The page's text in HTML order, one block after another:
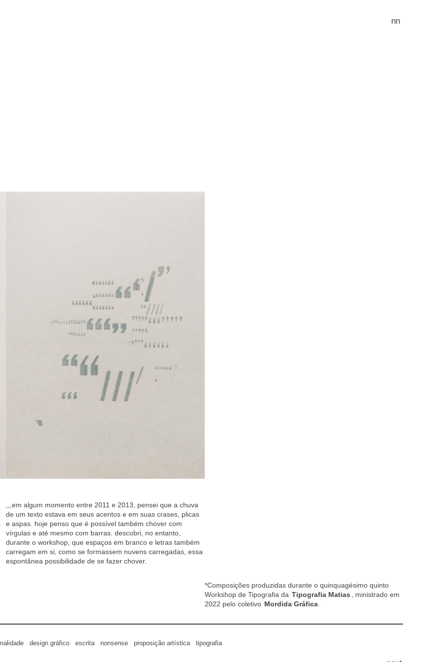
nn
,,,em algum momento entre 2011 e 2013, pensei que a chuva
de um texto estava em seus acentos e em suas crases, plicas
e aspas. hoje penso que é possível também chover com
vírgulas e até mesmo com barras. descobri, no entanto,
durante o workshop, que espaços em branco e letras também
carregam em si, como se formassem nuvens carregadas, essa
espontânea possibilidade de se fazer chover.
*Composições produzidas durante o quinquagésimo quinto
Workshop de Tipografia da Tipografia Matias
, ministrado em
2022 pelo coletivo Mordida Gráfica
design gráfico escrita nonsense proposição artística tipografia